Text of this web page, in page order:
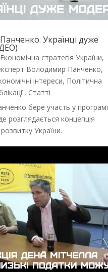
Українці дуже
Економічна стратегія України,
Володимир Панченко,
інтереси, Політична
, Статті
бере участь у програмі
розглядається концепція
України.